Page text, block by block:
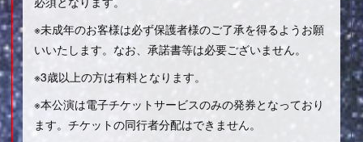
※未成年のお客様は必ず保護者様のご了承を得るようお願
いいたします。なお、承諾書等は必要ございません。
※3歳以上の方は有料となります。
※本公演は電子チケットサービスのみの発券となっており
ます。チケットの同行者分配はできません。